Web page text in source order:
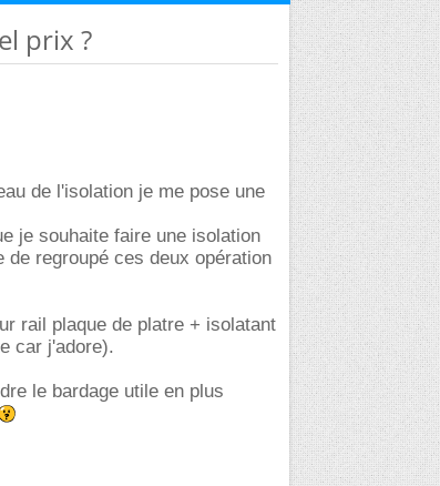
prix ?
de l'isolation je me pose une
je souhaite faire une isolation
regroupé ces deux opération
rail plaque de platre + isolatant
car j'adore).
le bardage utile en plus